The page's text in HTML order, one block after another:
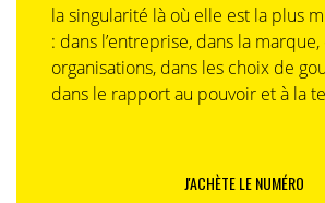
la singularité là où elle est la plus
: dans l’entreprise, dans la
organisations, dans les choix de
dans le rapport au pouvoir et à la
J'ACHÈTE LE NUMÉRO